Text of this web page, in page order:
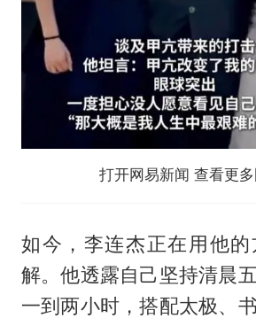
打开网易新闻 查看更
如今，李连杰正在用他
解。他透露自己坚持清晨
一到两小时，搭配太极、